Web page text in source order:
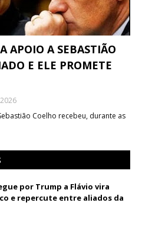
APOIO A SEBASTIÃO
E ELE PROMETE
Coelho recebeu, durante as
por Trump a Flávio vira
e repercute entre aliados da